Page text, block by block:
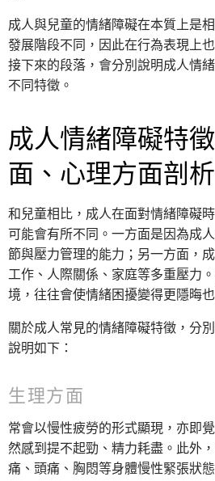
成人與兒童的情緒障礙在本質上是
發展階段不同，因此在行為表現上
接下來的段落，會分別說明成人情
不同特徵。
成人情緒障礙特
面、心理方面剖析
和兒童相比，成人在面對情緒障礙
可能會有所不同。一方面是因為成
節與壓力管理的能力；另一方面，
工作、人際關係、家庭等多重壓力
境，往往會使情緒困擾變得更隱晦
關於成人常見的情緒障礙特徵，分
說明如下：
生理方面
常會以慢性疲勞的形式顯現，亦即
然感到提不起勁、精力耗盡。此外
痛、頭痛、胸悶等身體慢性緊張狀